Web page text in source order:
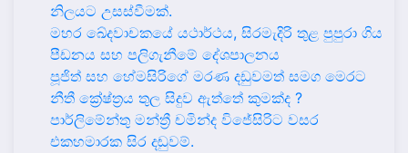
නිලයට උසස්වීමක්.
මහර ඛේදවාචකයේ යථාර්ථය, සිරමැදිරි තුළ පුපුරා ගිය
පීඩනය සහ පලිගැනීමේ දේශපාලනය
පූජිත් සහ හේමසිරිගේ මරණ දඩුවමත් සමග මෙරට
නීතී ක්‍රේෂ්ත්‍රය තුල සිදුව ඇත්තේ කුමක්ද ?
පාර්ලිමේන්තු මන්ත්‍රී චමින්ද විජේසිරිට වසර
එකහමාරක සිර දඬුවම්.